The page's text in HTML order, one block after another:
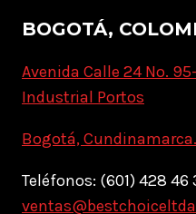
BOGOTÁ,
Avenida Calle 24 No.
Industrial Portos
Bogotá, Cundinamarca.
Teléfonos: (601) 428 46